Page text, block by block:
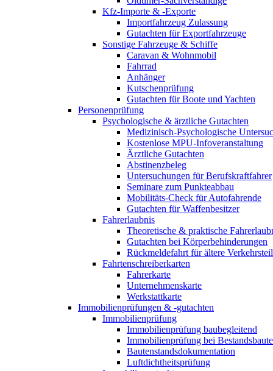
Kfz-Importe & -Exporte
Importfahrzeug Zulassung
Gutachten für Exportfahrzeuge
Sonstige Fahrzeuge & Schiffe
Caravan & Wohnmobil
Fahrrad
Anhänger
Kutschenprüfung
Gutachten für Boote und Yachten
Personenprüfung
Psychologische & ärztliche Gutachten
Medizinisch-Psychologische
Kostenlose MPU-Infoveranstaltung
Ärztliche Gutachten
Abstinenzbeleg
Untersuchungen für Berufskraftfahrer
Seminare zum Punkteabbau
Mobilitäts-Check für Autofahrende
Gutachten für Waffenbesitzer
Fahrerlaubnis
Theoretische & praktische
Gutachten bei Körperbehinderungen
Rückmeldefahrt für ältere
Fahrtenschreiberkarten
Fahrerkarte
Unternehmenskarte
Werkstattkarte
Immobilienprüfungen & -gutachten
Immobilienprüfung
Immobilienprüfung baubegleitend
Immobilienprüfung bei
Bautenstandsdokumentation
Luftdichtheitsprüfung